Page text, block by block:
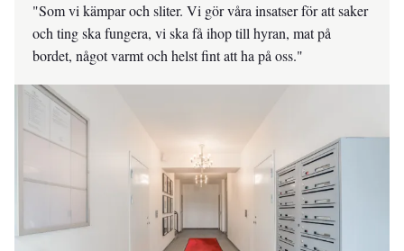
"Som vi kämpar och sliter. Vi gör våra insatser för att saker
och ting ska fungera, vi ska få ihop till hyran, mat på
bordet, något varmt och helst fint att ha på oss."